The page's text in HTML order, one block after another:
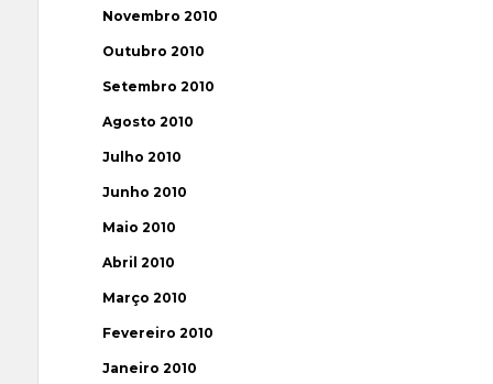
Novembro 2010
Outubro 2010
Setembro 2010
Agosto 2010
Julho 2010
Junho 2010
Maio 2010
Abril 2010
Março 2010
Fevereiro 2010
Janeiro 2010